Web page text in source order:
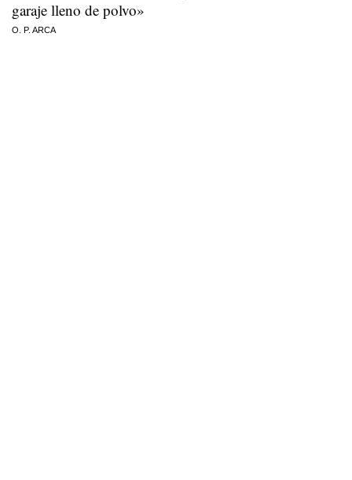
garaje lleno de polvo»
O. P. ARCA